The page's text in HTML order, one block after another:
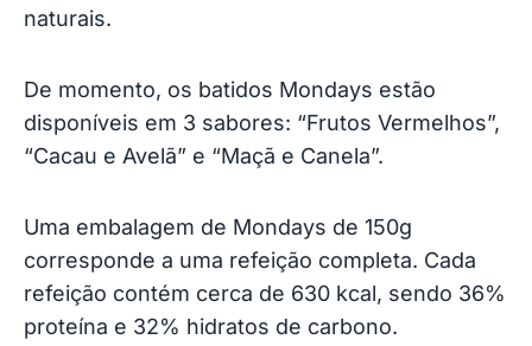
naturais.
De momento, os batidos Mondays estão
disponíveis em 3 sabores: “Frutos Vermelhos”,
“Cacau e Avelã” e “Maçã e Canela”.
Uma embalagem de Mondays de 150g
corresponde a uma refeição completa. Cada
refeição contém cerca de 630 kcal, sendo 36%
proteína e 32% hidratos de carbono.